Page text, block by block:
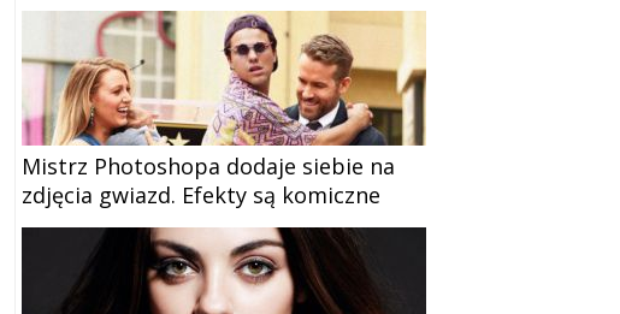
Mistrz Photoshopa dodaje siebie na
zdjęcia gwiazd. Efekty są komiczne